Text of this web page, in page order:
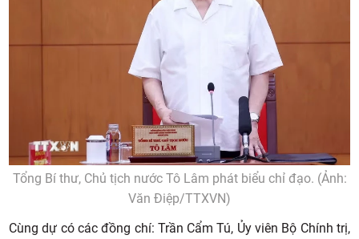
Tổng Bí thư, Chủ tịch nước Tô Lâm phát biểu chỉ đạo. (Ảnh:
Văn Điệp/TTXVN)
Cùng dự có các đồng chí: Trần Cẩm Tú, Ủy viên Bộ Chính trị,